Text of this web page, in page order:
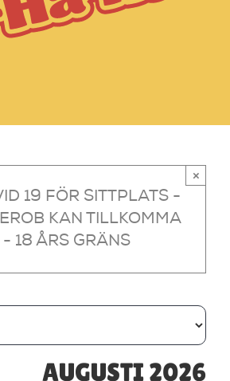
19 FÖR SITTPLATS -
KAN TILLKOMMA
- 18 ÅRS GRÄNS
×
AUGUSTI 2026